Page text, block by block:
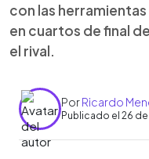
con las
en cuartos de final
el rival.
PorRicardo
Publicado el 26